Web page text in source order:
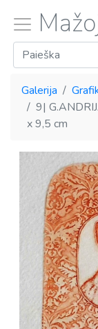
Galerija
9|
x 9,5 cm